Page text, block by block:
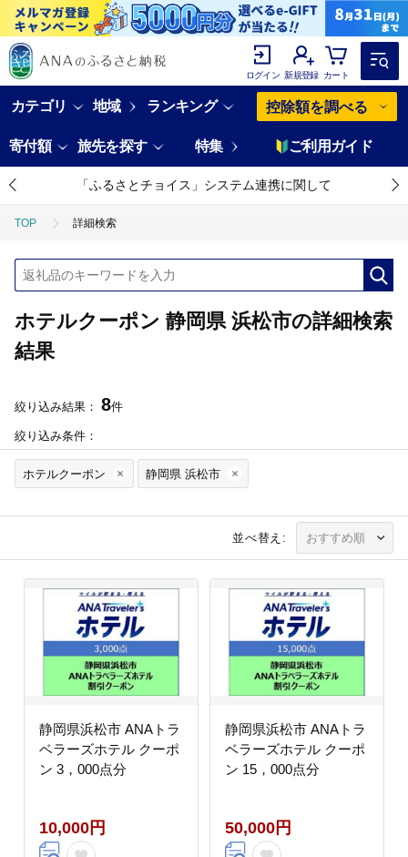
ログイン 新規登録 カート
カテゴリ 地域 ランキング 控除額を調べる
寄付額 旅先を探す 特集 ご利用ガイド
「ふるさとチョイス」システム連携に関して
TOP 詳細検索
ホテルクーポン 静岡県 浜松市の詳細検索
結果
絞り込み結果： 8件
絞り込み条件：
ホテルクーポン 静岡県 浜松市
並べ替え:
静岡県浜松市 ANAトラ
ベラーズホテル クーポ
ン 3，000点分
10,000円
静岡県浜松市 ANAトラ
ベラーズホテル クーポ
ン 15，000点分
50,000円